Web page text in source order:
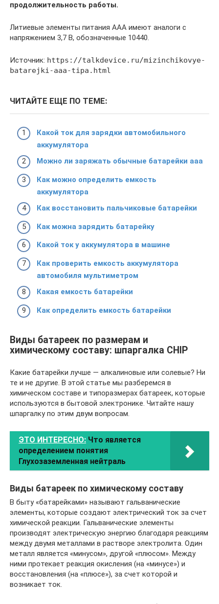
продолжительность работы.
Литиевые элементы питания ААА имеют аналоги с
напряжением 3,7 В, обозначенные 10440.
Источник: https://talkdevice.ru/mizinchikovye-
batarejki-aaa-tipa.html
ЧИТАЙТЕ ЕЩЕ ПО ТЕМЕ:
Какой ток для зарядки автомобильного
аккумулятора
Можно ли заряжать обычные батарейки ааа
Как можно определить емкость
аккумулятора
Как восстановить пальчиковые батарейки
Как можна зарядить батарейку
Какой ток у аккумулятора в машине
Как проверить емкость аккумулятора
автомобиля мультиметром
Какая емкость батарейки
Как определить емкость батарейки
Виды батареек по размерам и
химическому составу: шпаргалка CHIP
Какие батарейки лучше — алкалиновые или солевые? Ни
те и не другие. В этой статье мы разберемся в
химическом составе и типоразмерах батареек, которые
используются в бытовой электронике. Читайте нашу
шпаргалку по этим двум вопросам.
ЭТО ИНТЕРЕСНО: Что является
определением понятия
Глухозаземленная нейтраль
Виды батареек по химическому составу
В быту «батарейками» называют гальванические
элементы, которые создают электрический ток за счет
химической реакции. Гальванические элементы
производят электрическую энергию благодаря реакциям
между двумя металлами в растворе электролита. Один
металл является «минусом», другой «плюсом». Между
ними протекает реакция окисления (на «минусе») и
восстановления (на «плюсе»), за счет которой и
возникает ток.